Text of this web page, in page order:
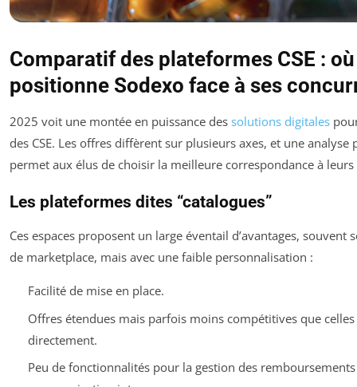
Comparatif des plateformes CSE :
positionne Sodexo face à ses
2025 voit une montée en puissance des solutions digitales
des CSE. Les offres diffèrent sur plusieurs axes, et une analyse
permet aux élus de choisir la meilleure correspondance à leurs
Les plateformes dites “catalogues”
Ces espaces proposent un large éventail d’avantages, souvent
de marketplace, mais avec une faible personnalisation :
Facilité de mise en place.
Offres étendues mais parfois moins compétitives que celles
directement.
Peu de fonctionnalités pour la gestion des